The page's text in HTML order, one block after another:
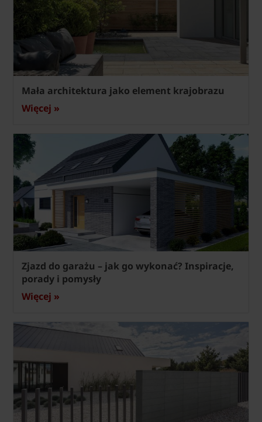
Mała architektura jako element krajobrazu
Więcej »
Zjazd do garażu – jak go wykonać? Inspiracje,
porady i pomysły
Więcej »